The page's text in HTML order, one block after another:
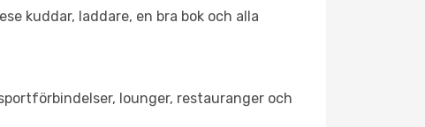
kuddar, laddare, en bra bok och alla
lounger, restauranger och